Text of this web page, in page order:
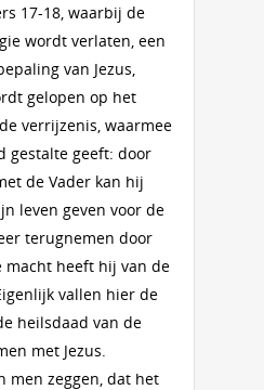
17-18, waarbij de
wordt verlaten, een
van Jezus,
gelopen op het
verrijzenis, waarmee
gestalte geeft: door
de Vader kan hij
leven geven voor de
terugnemen door
macht heeft hij van de
vallen hier de
heilsdaad van de
met Jezus.
men zeggen, dat het